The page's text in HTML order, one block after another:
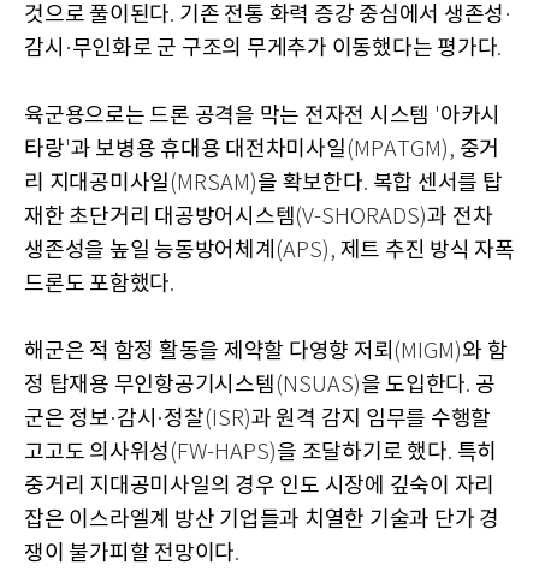
것으로 풀이된다. 기존 전통 화력 증강 중심에서 생존성 ·
감시 ·무인화로 군 구조의 무게추가 이동했다는 평가다.
육군용으로는 드론 공격을 막는 전자전 시스템 '아카시
타랑'과 보병용 휴대용 대전차미사일 (MPATGM), 중거
리 지대공미사일 (MRSAM)을 확보한다. 복합 센서를 탑
재한 초단거리 대공방어시스템(V-SHORADS)과 전차
생존성을 높일 능동방어체계 (APS), 제트 추진 방식 자폭
드론도 포함했다.
해군은 적 함정 활동을 제약할 다영향 저뢰 (MIGM)와 함
정 탑재용 무인항공기시스템 (NSUAS)을 도입한다. 공
군은 정보·감시 ·정찰(ISR)과 원격 감지 임무를 수행할
고고도 의사위성 (FW-HAPS)을 조달하기로 했다. 특히
중거리 지대공미사일의 경우 인도 시장에 깊숙이 자리
잡은 이스라엘계 방산 기업들과 치열한 기술과 단가 경
쟁이 불가피할 전망이다.